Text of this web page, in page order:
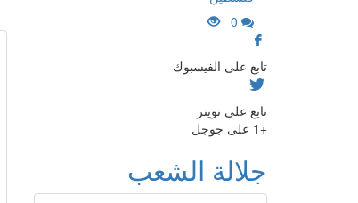
تابع على الفيسبوك
تابع على تويتر
+1 على جوجل
جلالة الشعب